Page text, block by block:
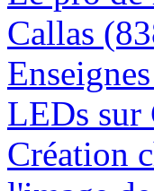
Callas
LEDs sur
Création